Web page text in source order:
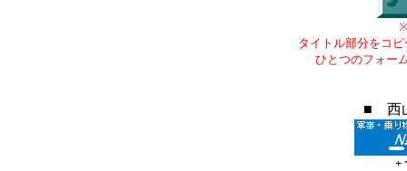
タイトル部分をコ
ひとつのフォー
■ 西
+